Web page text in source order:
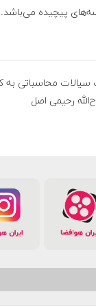
پیچیده می‌باشد.
رحیمی اصل